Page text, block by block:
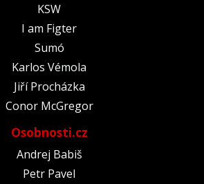
KSW
I am Figter
Sumó
Karlos Vémola
Jiří Procházka
Conor McGregor
Osobnosti.cz
Andrej Babiš
Petr Pavel